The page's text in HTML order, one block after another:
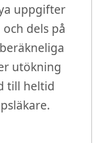
uppgifter
dels på
utökning
till heltid